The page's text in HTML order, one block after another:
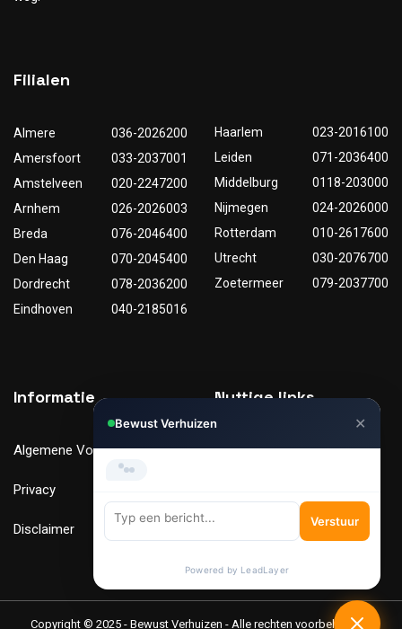
Filialen
Almere
036-2026200
Amersfoort
033-2037001
Amstelveen
020-2247200
Arnhem
026-2026003
Breda
076-2046400
Den Haag
070-2045400
Dordrecht
078-2036200
Eindhoven
040-2185016
Haarlem
023-2016100
Leiden
071-2036400
Middelburg
0118-203000
Nijmegen
024-2026000
Rotterdam
010-2617600
Utrecht
030-2076700
Zoetermeer
079-2037700
Informatie
Algemene Voorwaarden
Privacy
Disclaimer
Nuttige links
Tarieven
Copyright © 2025 - Bewust Verhuizen - Alle rechten voorbehouden
Bewust Verhuizen ✕
Verstuur
Powered by LeadLayer